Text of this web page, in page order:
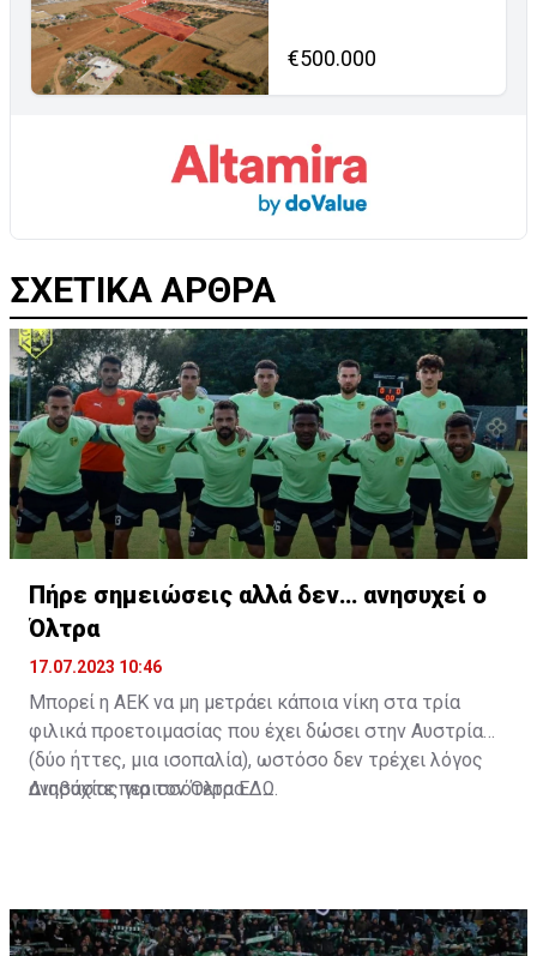
€500.000
ΣΧΕΤΙΚΑ ΑΡΘΡΑ
Πήρε σημειώσεις αλλά δεν… ανησυχεί ο
Όλτρα
17.07.2023 10:46
Μπορεί η ΑΕΚ να μη μετράει κάποια νίκη στα τρία
φιλικά προετοιμασίας που έχει δώσει στην Αυστρία
(δύο ήττες, μια ισοπαλία), ωστόσο δεν τρέχει λόγος
ανησυχίας για τον Όλτρα.
Διαβάστε περισσότεραΕΔΩ